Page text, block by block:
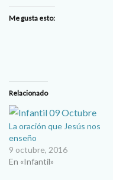
Me gusta esto:
Relacionado
La oración que Jesús nos
enseño
9 octubre, 2016
En «Infantil»